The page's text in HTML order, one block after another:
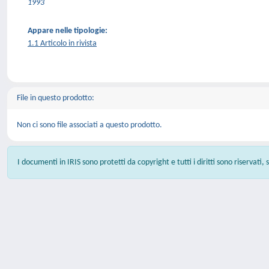
1993
Appare nelle tipologie:
1.1 Articolo in rivista
File in questo prodotto:
Non ci sono file associati a questo prodotto.
I documenti in IRIS sono protetti da copyright e tutti i diritti sono riservati,